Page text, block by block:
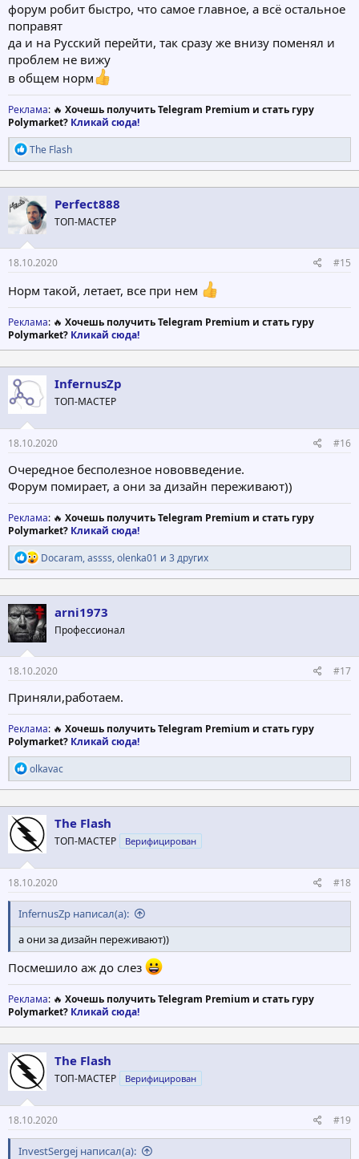
форум робит быстро, что самое главное, а всё остальное
поправят
да и на Русский перейти, так сразу же внизу поменял и
проблем не вижу
в общем норм
Реклама: 🔥 Хочешь получить Telegram Premium и стать гуру
Polymarket? Кликай сюда!
Р
е
а
к
ц
и
и
:
The Flash
Perfect888
ТОП-МАСТЕР
18.10.2020 #15
Норм такой, летает, все при нем
Реклама: 🔥 Хочешь получить Telegram Premium и стать гуру
Polymarket? Кликай сюда!
InfernusZp
ТОП-МАСТЕР
18.10.2020 #16
Очередное бесполезное нововведение.
Форум помирает, а они за дизайн переживают))
Реклама: 🔥 Хочешь получить Telegram Premium и стать гуру
Polymarket? Кликай сюда!
Р
е
а
к
ц
и
и
:
Docaram,assss,olenka01 и 3 других
arni1973
Профессионал
18.10.2020 #17
Приняли,работаем.
Реклама: 🔥 Хочешь получить Telegram Premium и стать гуру
Polymarket? Кликай сюда!
Р
е
а
к
ц
и
и
:
olkavac
The Flash
ТОП-МАСТЕР Верифицирован
18.10.2020 #18
InfernusZp написал(а):
а они за дизайн переживают))
Посмешило аж до слез
Реклама: 🔥 Хочешь получить Telegram Premium и стать гуру
Polymarket? Кликай сюда!
The Flash
ТОП-МАСТЕР Верифицирован
18.10.2020 #19
InvestSergej написал(а):